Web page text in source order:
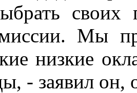
своих
Мы
низкие
- заявил